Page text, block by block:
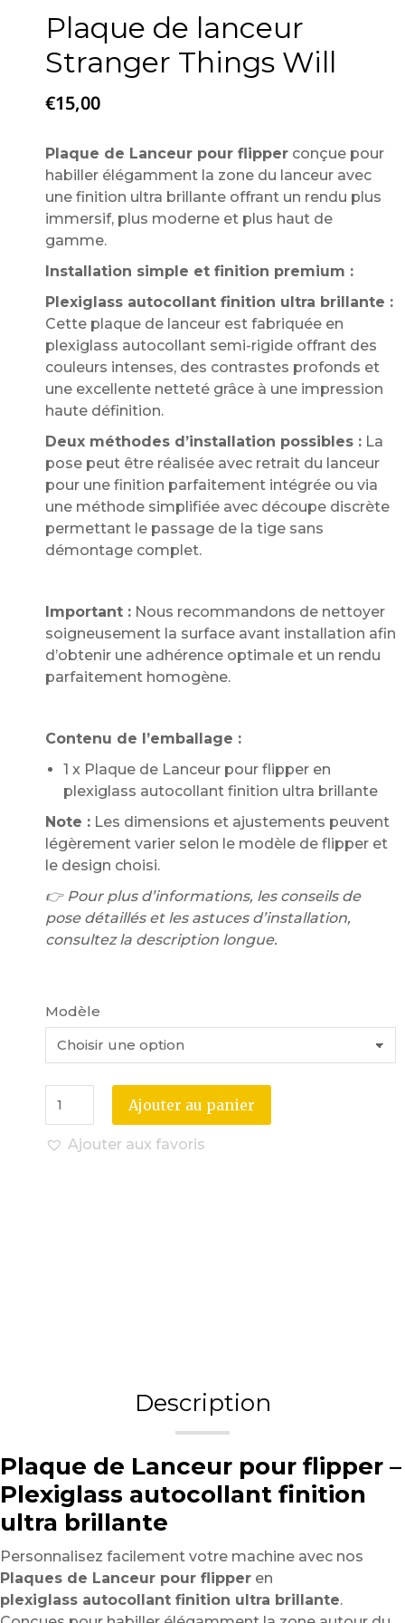
Plaque de lanceur
Stranger Things Will
€15,00
Plaque de Lanceur pour flipper conçue pour
habiller élégamment la zone du lanceur avec
une finition ultra brillante offrant un rendu plus
immersif, plus moderne et plus haut de
gamme.
Installation simple et finition premium :
Plexiglass autocollant finition ultra brillante :
Cette plaque de lanceur est fabriquée en
plexiglass autocollant semi-rigide offrant des
couleurs intenses, des contrastes profonds et
une excellente netteté grâce à une impression
haute définition.
Deux méthodes d’installation possibles : La
pose peut être réalisée avec retrait du lanceur
pour une finition parfaitement intégrée ou via
une méthode simplifiée avec découpe discrète
permettant le passage de la tige sans
démontage complet.
Important : Nous recommandons de nettoyer
soigneusement la surface avant installation afin
d’obtenir une adhérence optimale et un rendu
parfaitement homogène.
Contenu de l’emballage :
1 x Plaque de Lanceur pour flipper en
plexiglass autocollant finition ultra brillante
Note : Les dimensions et ajustements peuvent
légèrement varier selon le modèle de flipper et
le design choisi.
👉 Pour plus d’informations, les conseils de
pose détaillés et les astuces d’installation,
consultez la description longue.
Modèle
Ajouter au panier
Ajouter aux favoris
Description
Plaque de Lanceur pour flipper –
Plexiglass autocollant finition
ultra brillante
Personnalisez facilement votre machine avec nos
Plaques de Lanceur pour flipper en
plexiglass autocollant finition ultra brillante.